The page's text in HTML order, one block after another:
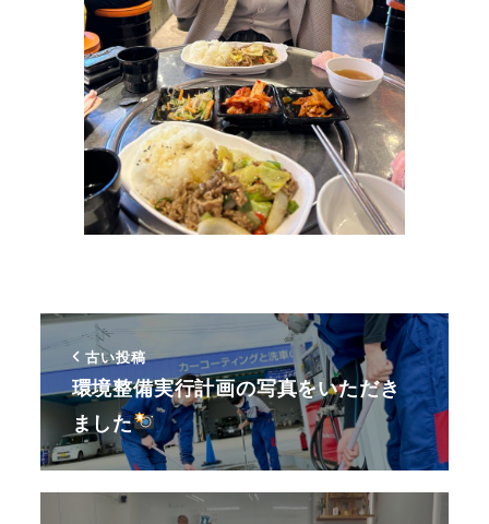
古い投稿
環境整備実行計画の写真をいただき
ました